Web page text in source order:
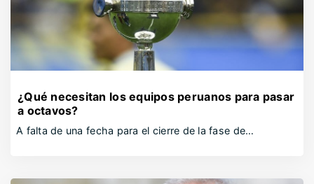
¿Qué necesitan los equipos peruanos para pasar
a octavos?
A falta de una fecha para el cierre de la fase de…